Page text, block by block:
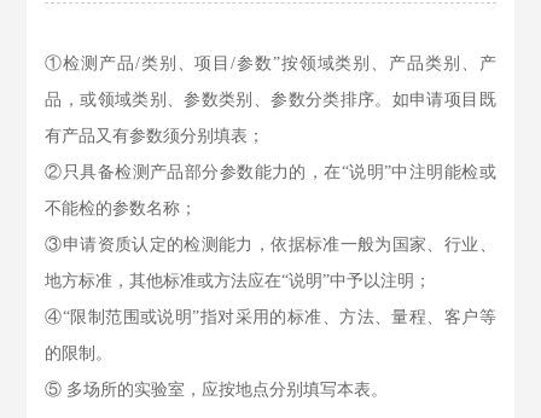
①检测产品/类别、项目/参数”按领域类别、产品类别、产
品，或领域类别、参数类别、参数分类排序。如申请项目既
有产品又有参数须分别填表；
②只具备检测产品部分参数能力的，在“说明”中注明能检或
不能检的参数名称；
③申请资质认定的检测能力，依据标准一般为国家、行业、
地方标准，其他标准或方法应在“说明”中予以注明；
④“限制范围或说明”指对采用的标准、方法、量程、客户等
的限制。
⑤ 多场所的实验室，应按地点分别填写本表。